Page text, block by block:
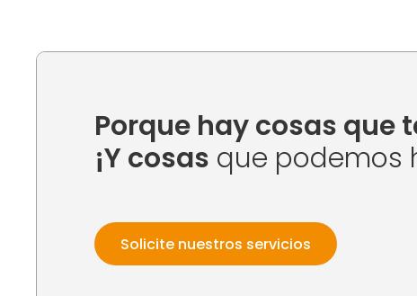
Porque hay cosas que
¡Y cosas que podemos
Solicite nuestros servicios